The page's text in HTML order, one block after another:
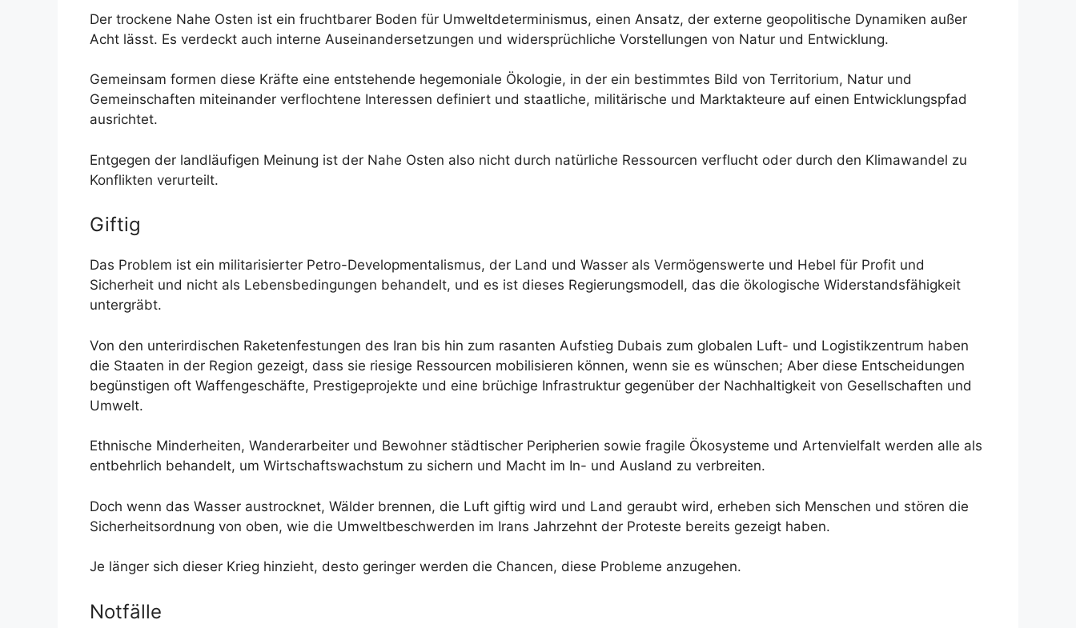
Der trockene Nahe Osten ist ein fruchtbarer Boden für Umweltdeterminismus, einen Ansatz, der externe geopolitische Dynamiken außer
Acht lässt. Es verdeckt auch interne Auseinandersetzungen und widersprüchliche Vorstellungen von Natur und Entwicklung.
Gemeinsam formen diese Kräfte eine entstehende hegemoniale Ökologie, in der ein bestimmtes Bild von Territorium, Natur und
Gemeinschaften miteinander verflochtene Interessen definiert und staatliche, militärische und Marktakteure auf einen Entwicklungspfad
ausrichtet.
Entgegen der landläufigen Meinung ist der Nahe Osten also nicht durch natürliche Ressourcen verflucht oder durch den Klimawandel zu
Konflikten verurteilt.
Giftig
Das Problem ist ein militarisierter Petro-Developmentalismus, der Land und Wasser als Vermögenswerte und Hebel für Profit und
Sicherheit und nicht als Lebensbedingungen behandelt, und es ist dieses Regierungsmodell, das die ökologische Widerstandsfähigkeit
untergräbt.
Von den unterirdischen Raketenfestungen des Iran bis hin zum rasanten Aufstieg Dubais zum globalen Luft- und Logistikzentrum haben
die Staaten in der Region gezeigt, dass sie riesige Ressourcen mobilisieren können, wenn sie es wünschen; Aber diese Entscheidungen
begünstigen oft Waffengeschäfte, Prestigeprojekte und eine brüchige Infrastruktur gegenüber der Nachhaltigkeit von Gesellschaften und
Umwelt.
Ethnische Minderheiten, Wanderarbeiter und Bewohner städtischer Peripherien sowie fragile Ökosysteme und Artenvielfalt werden alle als
entbehrlich behandelt, um Wirtschaftswachstum zu sichern und Macht im In- und Ausland zu verbreiten.
Doch wenn das Wasser austrocknet, Wälder brennen, die Luft giftig wird und Land geraubt wird, erheben sich Menschen und stören die
Sicherheitsordnung von oben, wie die Umweltbeschwerden im Irans Jahrzehnt der Proteste bereits gezeigt haben.
Je länger sich dieser Krieg hinzieht, desto geringer werden die Chancen, diese Probleme anzugehen.
Notfälle